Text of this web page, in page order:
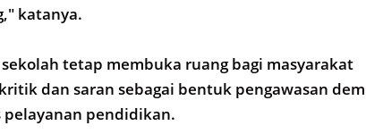
katanya.
tetap membuka ruang bagi masyarakat
dan saran sebagai bentuk pengawasan
pendidikan.